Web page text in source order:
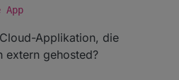
Applikation, die
extern gehosted?